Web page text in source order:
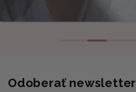
Odoberať newsletter